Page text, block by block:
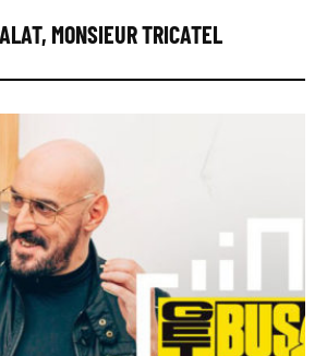
MONSIEUR TRICATEL